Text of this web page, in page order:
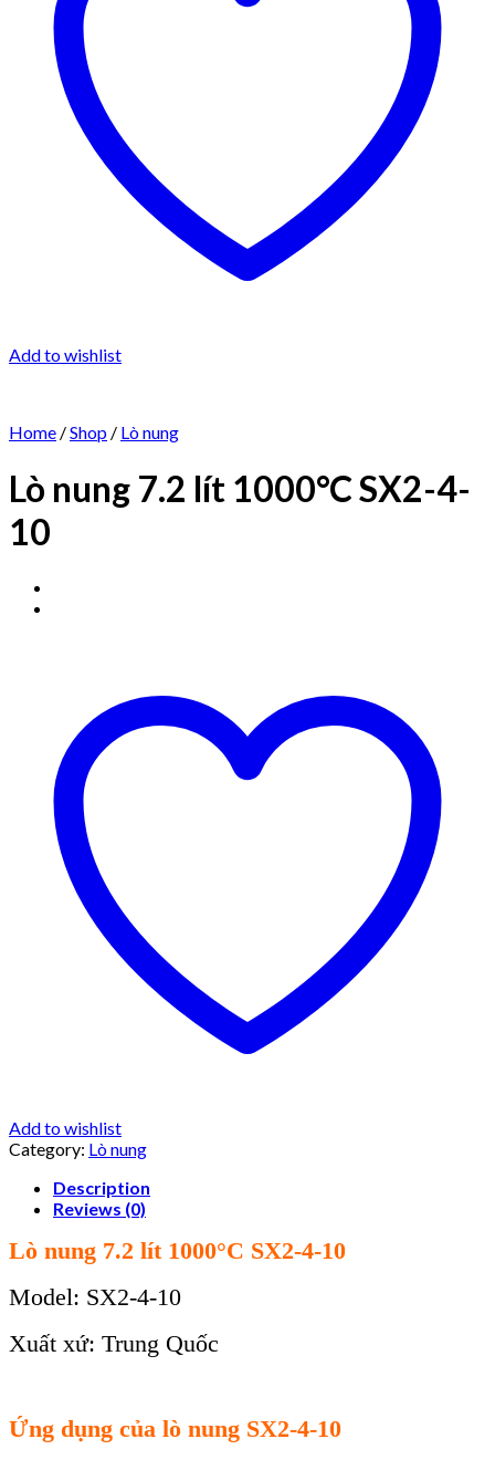
Add to wishlist
Home /Shop / Lò nung
Lò nung 7.2 lít 1000°C SX2-4-
10
Add to wishlist
Category: Lò nung
Description
Reviews (0)
Lò nung 7.2 lít 1000°C SX2-4-10
Model: SX2-4-10
Xuất xứ: Trung Quốc
Ứng dụng của lò nung SX2-4-10